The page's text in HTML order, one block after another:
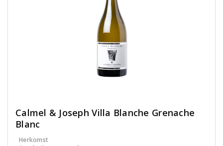
Calmel & Joseph Villa Blanche Grenache
Blanc
Herkomst